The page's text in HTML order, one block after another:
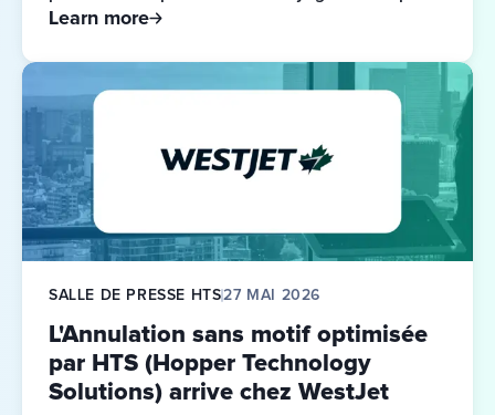
grande confiance et un plus grand choix lors des
Learn more
SALLE DE PRESSE HTS27 MAI 2026
L'Annulation sans motif optimisée
par HTS (Hopper Technology
Solutions) arrive chez WestJet